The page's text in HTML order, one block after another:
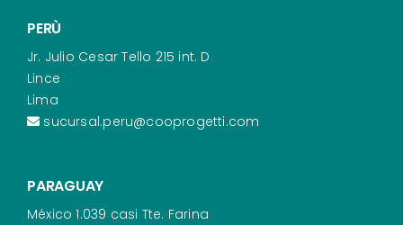
PERÙ
Jr. Julio Cesar Tello 215 int. D
Lince
Lima
sucursal.peru@cooprogetti.com
PARAGUAY
México 1.039 casi Tte. Farina